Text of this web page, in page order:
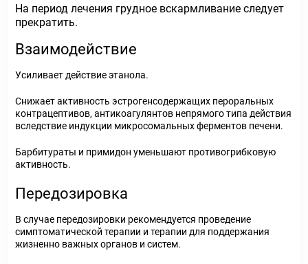
На период лечения грудное вскармливание следует
прекратить.
Взаимодействие
Усиливает действие этанола.
Снижает активность эстрогенсодержащих пероральных
контрацептивов, антикоагулянтов непрямого типа действия
вследствие индукции микросомальных ферментов печени.
Барбитураты и примидон уменьшают противогрибковую
активность.
Передозировка
В случае передозировки рекомендуется проведение
симптоматической терапии и терапии для поддержания
жизненно важных органов и систем.